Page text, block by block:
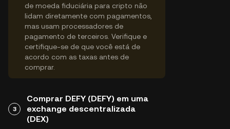
de moeda fiduciária para cripto não
lidam diretamente com pagamentos,
mas usam processadores de
pagamento de terceiros. Verifique e
certifique-se de que você está de
acordo com as taxas antes de
comprar.
3
Comprar DEFY (DEFY) em uma
exchange descentralizada
(DEX)